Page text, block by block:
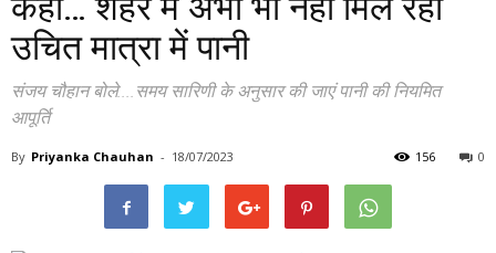
उचित मात्रा में पानी
संजय चौहान बोले....समय सारिणी के अनुसार की जाएं पानी की नियमित
आपूर्ति
By Priyanka Chauhan - 18/07/2023 0
156